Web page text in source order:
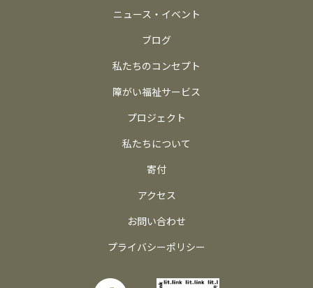
ニュース・イベント
ブログ
私たちのコンセプト
障がい福祉サービス
プロジェクト
私たちについて
寄付
アクセス
お問い合わせ
プライバシーポリシー